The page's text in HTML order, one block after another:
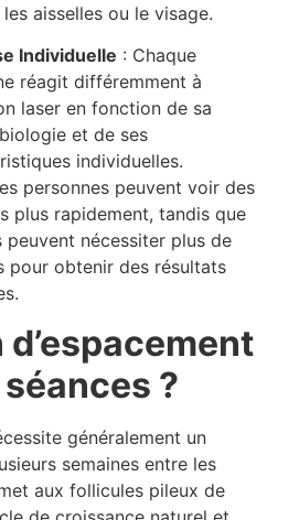
aisselles ou le visage.
Individuelle : Chaque
réagit différemment à
laser en fonction de sa
et de ses
individuelles.
personnes peuvent voir des
plus rapidement, tandis que
peuvent nécessiter plus de
pour obtenir des résultats
?
généralement un
semaines entre les
aux follicules pileux de